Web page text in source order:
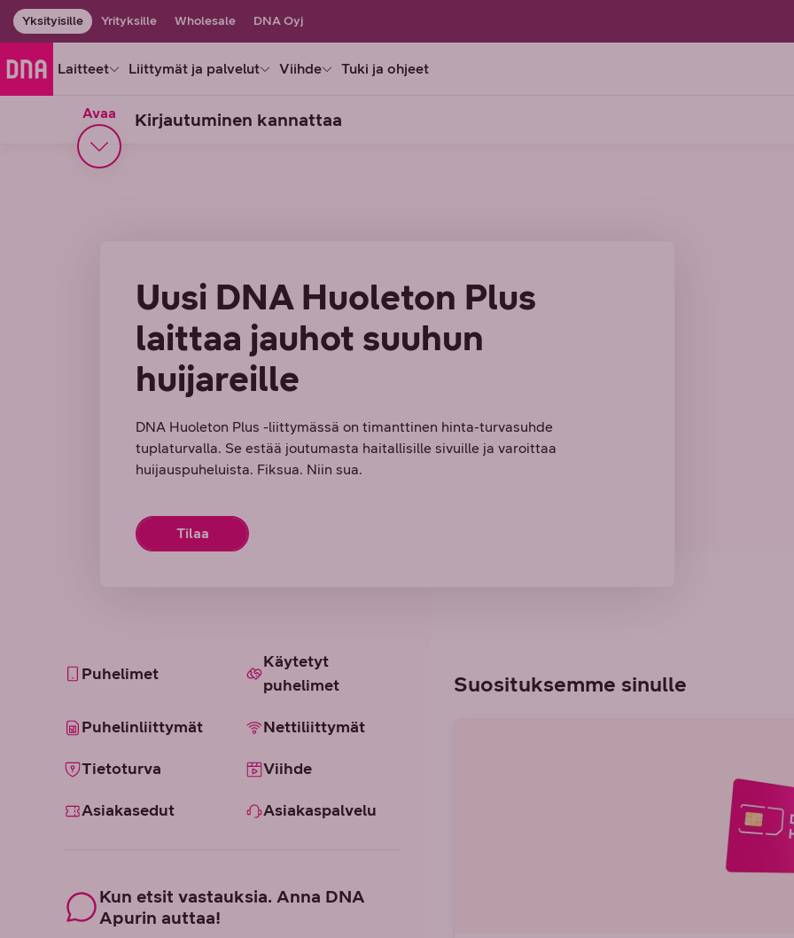
Yksityisille Yrityksille Wholesale DNA Oyj
Laitteet Liittymät ja palvelut Viihde Tuki ja ohjeet
Avaa Kirjautuminen kannattaa
Uusi DNA Huoleton Plus
laittaa jauhot suuhun
huijareille
DNA Huoleton Plus -liittymässä on timanttinen hinta-turvasuhde
tuplaturvalla. Se estää joutumasta haitallisille sivuille ja varoittaa
huijauspuheluista. Fiksua. Niin sua.
Tilaa
Puhelimet
Käytetyt
puhelimet
Puhelinliittymät Nettiliittymät
Tietoturva Viihde
Asiakasedut Asiakaspalvelu
Kun etsit vastauksia. Anna DNA
Apurin auttaa!
Suosituksemme sinulle